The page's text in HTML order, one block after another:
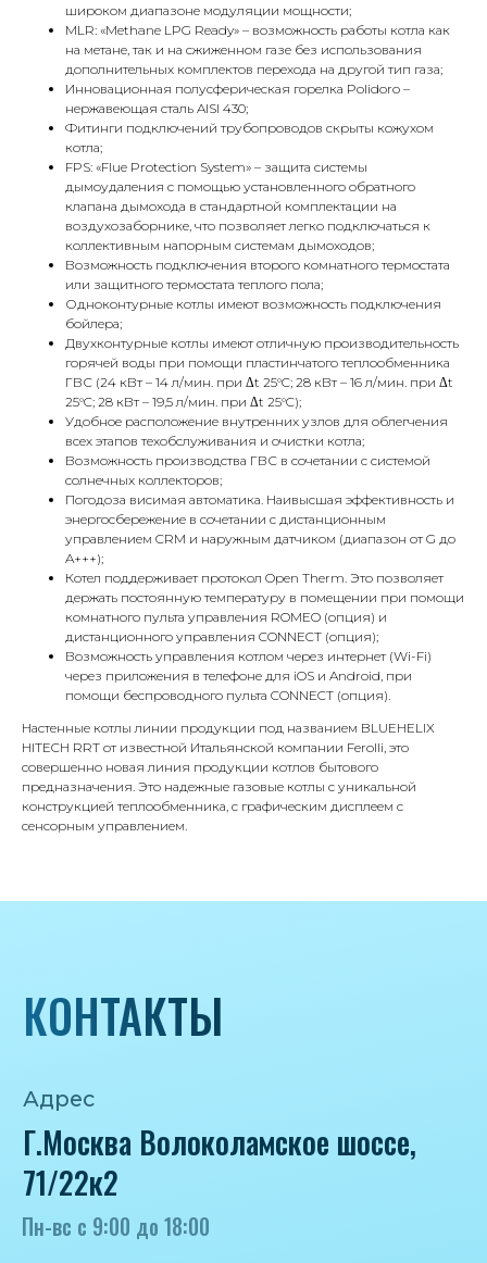
широком диапазоне модуляции мощности;
MLR: «Methane LPG Ready» – возможность работы котла как
на метане, так и на сжиженном газе без использования
дополнительных комплектов перехода на другой тип газа;
Инновационная полусферическая горелка Polidoro –
нержавеющая сталь AISI 430;
Фитинги подключений трубопроводов скрыты кожухом
котла;
FPS: «Flue Protection System» – защита системы
дымоудаления с помощью установленного обратного
клапана дымохода в стандартной комплектации на
воздухозаборнике, что позволяет легко подключаться к
коллективным напорным системам дымоходов;
Возможность подключения второго комнатного термостата
или защитного термостата теплого пола;
Одноконтурные котлы имеют возможность подключения
бойлера;
Двухконтурные котлы имеют отличную производительность
горячей воды при помощи пластинчатого теплообменника
ГВС (24 кВт – 14 л/мин. при Δt 25°C; 28 кВт – 16 л/мин. при Δt
25°C; 28 кВт – 19,5 л/мин. при Δt 25°C);
Удобное расположение внутренних узлов для облегчения
всех этапов техобслуживания и очистки котла;
Возможность производства ГВС в сочетании с системой
солнечных коллекторов;
Погодоза висимая автоматика. Наивысшая эффективность и
энергосбережение в сочетании с дистанционным
управлением CRM и наружным датчиком (диапазон от G до
A+++);
Котел поддерживает протокол Open Therm. Это позволяет
держать постоянную температуру в помещении при помощи
комнатного пульта управления ROMEO (опция) и
дистанционного управления CONNECT (опция);
Возможность управления котлом через интернет (Wi-Fi)
через приложения в телефоне для iOS и Android, при
помощи беспроводного пульта CONNECT (опция).
Настенные котлы линии продукции под названием BLUEHELIX
HITECH RRT от известной Итальянской компании Ferolli, это
совершенно новая линия продукции котлов бытового
предназначения. Это надежные газовые котлы с уникальной
конструкцией теплообменника, с графическим дисплеем с
сенсорным управлением.
Адрес
Г.Москва Волоколамское шоссе,
71/22к2
Пн-вс с 9:00 до 18:00
Телефон
8 495 233-79-79
iceicemarket@yandex.ru
8 985 233-79-79
КОНТАКТЫ